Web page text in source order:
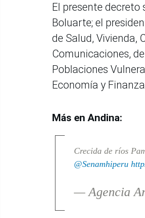
El presente decreto
Boluarte; el
de Salud, Vivienda,
Comunicaciones,
Poblaciones
Economía y
Más en Andina:
Crecida de ríos
@Senamhiperu
— Agencia